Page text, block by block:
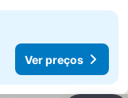
Ver preços